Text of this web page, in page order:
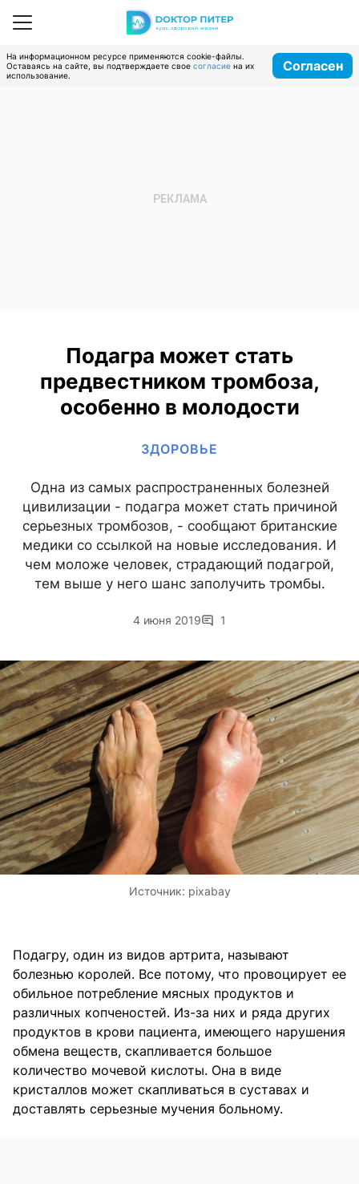
На информационном ресурсе применяются cookie-файлы.
Оставаясь на сайте, вы подтверждаете свое согласие на их
использование.
Согласен
Подагра может стать
предвестником тромбоза,
особенно в молодости
ЗДОРОВЬЕ
Одна из самых распространенных болезней
цивилизации - подагра может стать причиной
серьезных тромбозов, - сообщают британские
медики со ссылкой на новые исследования. И
чем моложе человек, страдающий подагрой,
тем выше у него шанс заполучить тромбы.
4 июня 2019 1
Источник: pixabay
Подагру, один из видов артрита, называют
болезнью королей. Все потому, что провоцирует ее
обильное потребление мясных продуктов и
различных копченостей. Из-за них и ряда других
продуктов в крови пациента, имеющего нарушения
обмена веществ, скапливается большое
количество мочевой кислоты. Она в виде
кристаллов может скапливаться в суставах и
доставлять серьезные мучения больному.